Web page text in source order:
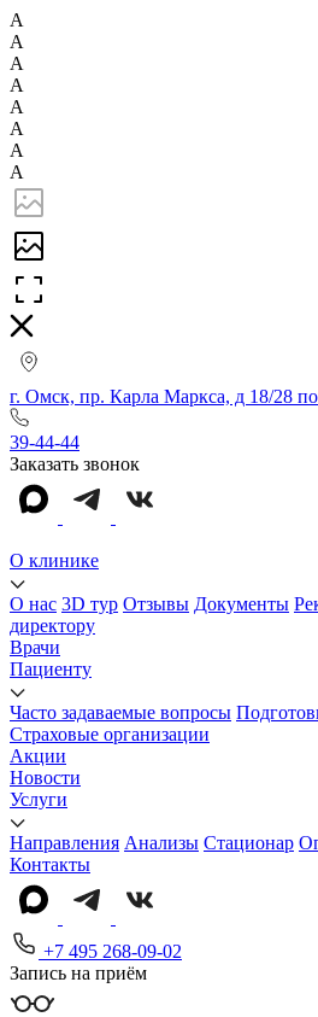
А
А
А
А
А
А
А
А
г. Омск, пр. Карла Маркса, д 18/28
39-44-44
Заказать звонок
О клинике
О нас 3D тур Отзывы Документы
директору
Врачи
Пациенту
Часто задаваемые вопросы
Страховые организации
Акции
Новости
Услуги
Направления Анализы Стационар
Контакты
+7 495 268-09-02
Запись на приём